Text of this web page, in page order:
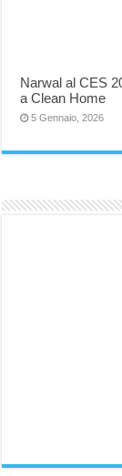
Narwal al CES
a Clean Home
5 Gennaio, 2026